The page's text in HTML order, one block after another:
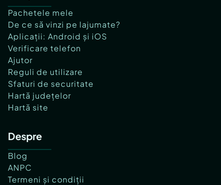
Pachetele mele
De ce să vinzi pe lajumate?
Aplicații: Android și iOS
Verificare telefon
Ajutor
Reguli de utilizare
Sfaturi de securitate
Hartă județelor
Hartă site
Despre
Blog
ANPC
Termeni și condiții